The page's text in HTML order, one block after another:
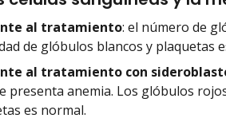
al tratamiento: el número de
de glóbulos blancos y plaquetas
al tratamiento con
presenta anemia. Los glóbulos
es normal.